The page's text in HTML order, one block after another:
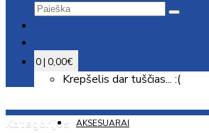
0 | 0,00€
Krepšelis dar tuščias... :(
Kategorijos AKSESUARAI